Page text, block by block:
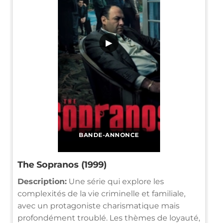
BANDE-ANNONCE
▶
The Sopranos (1999)
Description: Une série qui explore les
complexités de la vie criminelle et familiale,
avec un protagoniste charismatique mais
profondément troublé. Les thèmes de loyauté,